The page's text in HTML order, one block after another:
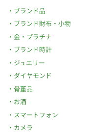
ブランド品
ブランド財布・小物
金・プラチナ
ブランド時計
ジュエリー
ダイヤモンド
骨董品
お酒
スマートフォン
カメラ